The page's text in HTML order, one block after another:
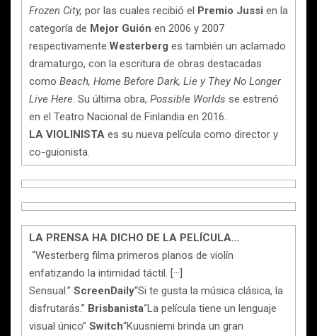
Frozen City, por las cuales recibió el Premio Jussi en la
categoría de Mejor Guión en 2006 y 2007
respectivamente.Westerberg es también un aclamado
dramaturgo, con la escritura de obras destacadas
como Beach, Home Before Dark, Lie y They No Longer
Live Here. Su última obra, Possible Worlds se estrenó
en el Teatro Nacional de Finlandia en 2016.
LA VIOLINISTA es su nueva película como director y
co-guionista.
LA PRENSA HA DICHO DE LA PELÍCULA…
“Westerberg filma primeros planos de violín
enfatizando la intimidad táctil. [···]
Sensual.” ScreenDaily“Si te gusta la música clásica, la
disfrutarás.” Brisbanista“La película tiene un lenguaje
visual único” Switch“Kuusniemi brinda un gran